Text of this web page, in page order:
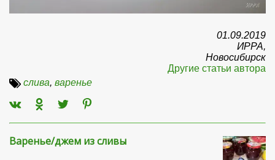
01.09.2019
ИРРА,
Новосибирск
Другие статьи автора
слива, варенье
Варенье/джем из сливы